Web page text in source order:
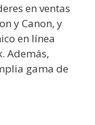
en ventas
y Canon, y
en línea
Además,
gama de